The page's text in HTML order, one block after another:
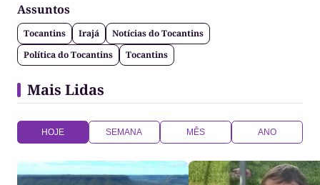
Assuntos
Tocantins Irajá
Notícias do Tocantins
Política do Tocantins
Tocantins
Mais Lidas
HOJE SEMANA MÊS ANO